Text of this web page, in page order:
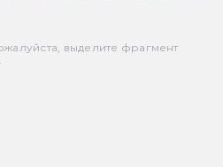
выделите фрагмент